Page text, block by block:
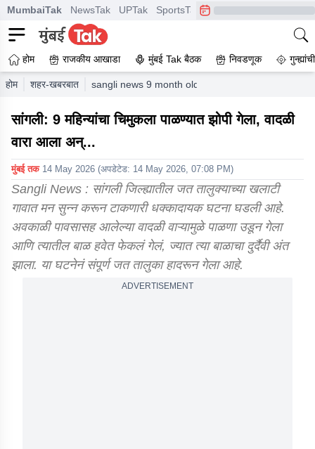
MumbaiTak NewsTak UPTak SportsTak CrimeTak
होम राजकीय आखाडा मुंबई Tak बैठक निवडणूक
होम शहर-खबरबात sangli news 9 month old babys cradle blown
सांगली: 9 महिन्यांचा चिमुकला पाळण्यात झोपी गेला, वादळी
वारा आला अन्...
मुंबई तक 14 May 2026 (अपडेटेड: 14 May 2026, 07:08 PM)
Sangli News : सांगली जिल्ह्यातील जत तालुक्याच्या खलाटी
गावात मन सुन्न करून टाकणारी धक्कादायक घटना घडली आहे.
अवकाळी पावसासह आलेल्या वादळी वाऱ्यामुळे पाळणा उडून गेला
आणि त्यातील बाळ हवेत फेकलं गेलं, ज्यात त्या बाळाचा दुर्दैवी अंत
झाला. या घटनेनं संपूर्ण जत तालुका हादरून गेला आहे.
ADVERTISEMENT